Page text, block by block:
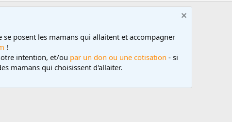
posent les mamans qui allaitent et accompagner
!
intention, et/ou par un don ou une cotisation - si
mamans qui choisissent d'allaiter.